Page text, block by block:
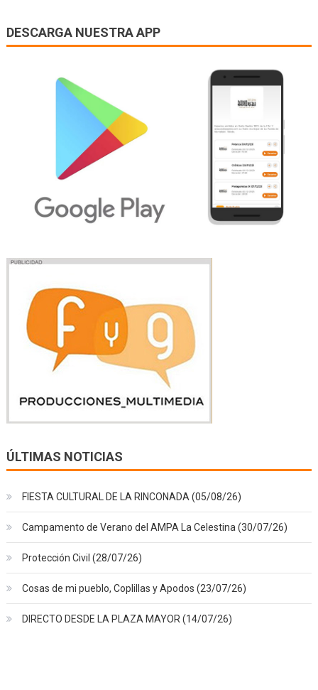
DESCARGA NUESTRA APP
ÚLTIMAS NOTICIAS
FIESTA CULTURAL DE LA RINCONADA (05/08/26)
Campamento de Verano del AMPA La Celestina (30/07/26)
Protección Civil (28/07/26)
Cosas de mi pueblo, Coplillas y Apodos (23/07/26)
DIRECTO DESDE LA PLAZA MAYOR (14/07/26)